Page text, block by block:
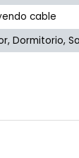
cable
Dormitorio,